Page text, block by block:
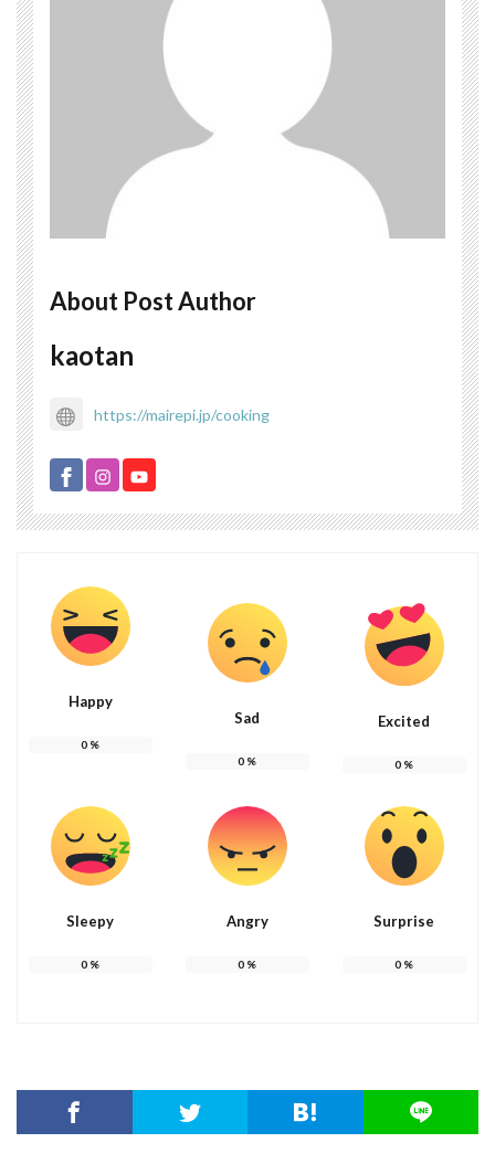
About Post Author
kaotan
https://mairepi.jp/cooking
Happy
0 %
Sad
0 %
Excited
0 %
Sleepy
0 %
Angry
0 %
Surprise
0 %